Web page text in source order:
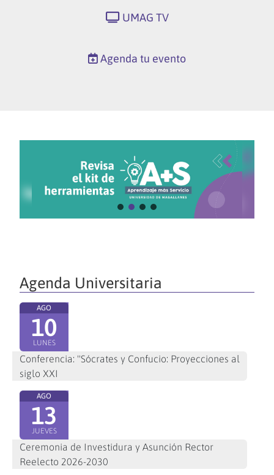
UMAG TV
Agenda tu evento
Agenda Universitaria
AGO
10
LUNES
Conferencia: "Sócrates y Confucio: Proyecciones al
siglo XXI
AGO
13
JUEVES
Ceremonia de Investidura y Asunción Rector
Reelecto 2026-2030